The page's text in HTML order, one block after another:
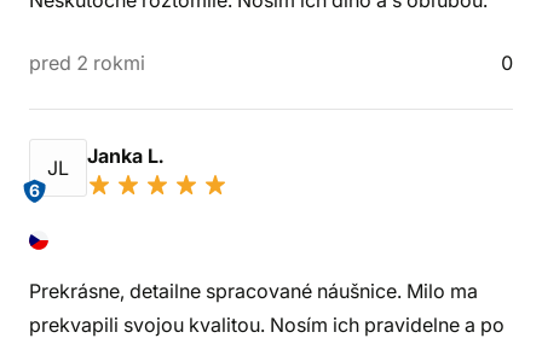
pred 2 rokmi 0
JL
6
Janka L.
Prekrásne, detailne spracované náušnice. Milo ma
prekvapili svojou kvalitou. Nosím ich pravidelne a po